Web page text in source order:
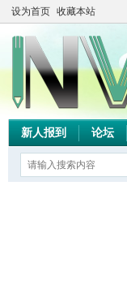
设为首页 收藏本站
新人报到 论坛